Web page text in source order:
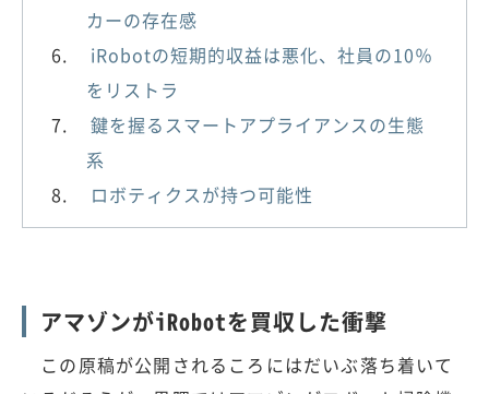
カーの存在感
iRobotの短期的収益は悪化、社員の10％
をリストラ
鍵を握るスマートアプライアンスの生態
系
ロボティクスが持つ可能性
アマゾンがiRobotを買収した衝撃
この原稿が公開されるころにはだいぶ落ち着いて